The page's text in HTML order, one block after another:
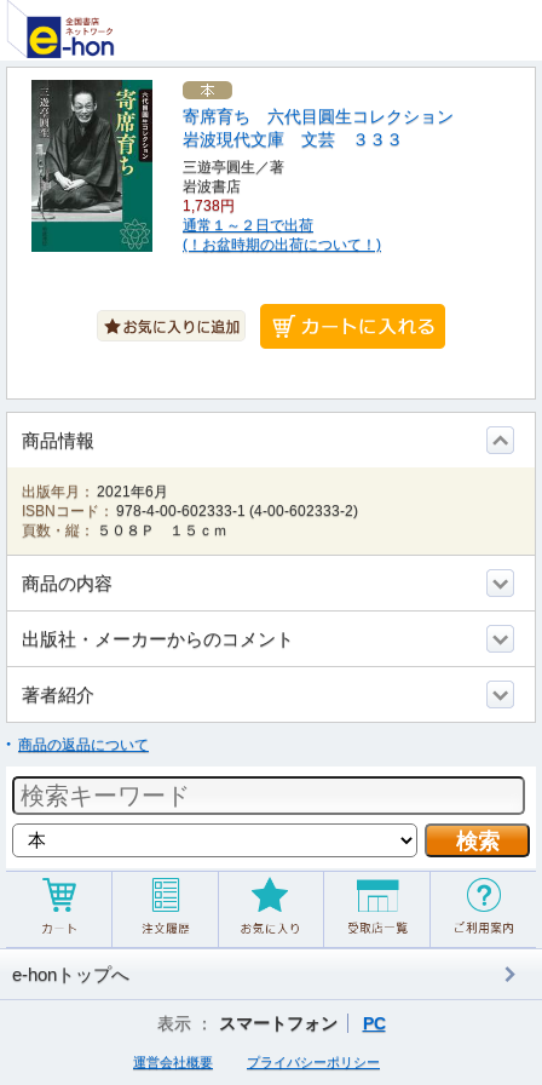
寄席育ち 六代目圓生コレクション
岩波現代文庫 文芸 ３３３
三遊亭圓生／著
岩波書店
1,738円
通常１～２日で出荷
(！お盆時期の出荷について！)
商品情報
出版年月： 2021年6月
ISBNコード： 978-4-00-602333-1 (4-00-602333-2)
頁数・縦：
５０８Ｐ １５ｃｍ
商品の内容
出版社・メーカーからのコメント
著者紹介
商品の返品について
e-honトップへ
表示 ： スマートフォン PC
運営会社概要 プライバシーポリシー